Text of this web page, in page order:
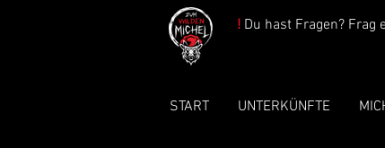
! Du hast Fragen? Frag
START UNTERKÜNFTE